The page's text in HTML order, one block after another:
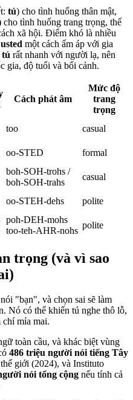
tú) cho tình huống thân mật,
tình huống trang trọng, thể
xã hội. Điểm khó là nhiều
usted một cách ấm áp với gia
tú rất nhanh với người lạ, nên
gia, độ tuổi và bối cảnh.
Cách phát âm
Mức độ
trang
trọng
too
casual
oo-STED
formal
boh-SOH-trohs /
boh-SOH-trahs
casual
oo-STEH-dehs
polite
poh-DEH-mohs
too-teh-AHR-nohs
polite
trọng (và vì sao
"bạn", và chọn sai sẽ làm
Nó có thể khiến tú nghe thô lỗ,
chí mỉa mai.
toàn cầu, và khác biệt vùng
486 triệu người nói tiếng Tây
giới (2024), và Instituto
nói tổng cộng nếu tính cả